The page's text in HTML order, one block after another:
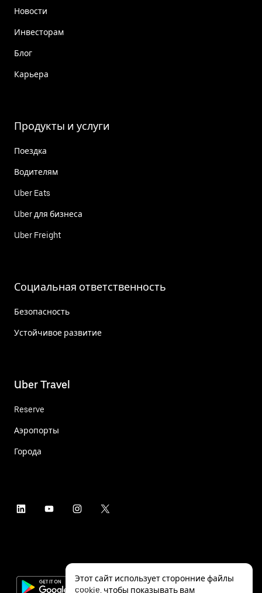
Новости
Инвесторам
Блог
Карьера
Продукты и услуги
Поездка
Водителям
Uber Eats
Uber для бизнеса
Uber Freight
Социальная ответственность
Безопасность
Устойчивое развитие
Uber Travel
Reserve
Аэропорты
Города
Этот сайт использует сторонние файлы
cookie, чтобы показывать вам